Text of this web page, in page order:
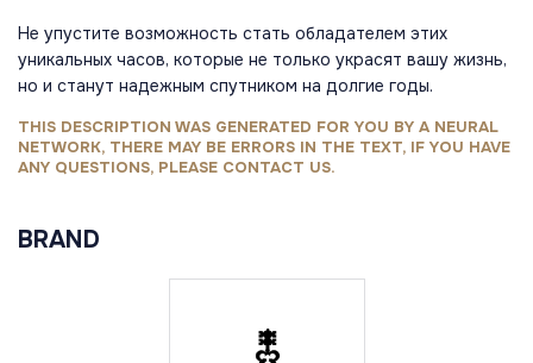
Не упустите возможность стать обладателем этих
уникальных часов, которые не только украсят вашу жизнь,
но и станут надежным спутником на долгие годы.
THIS DESCRIPTION WAS GENERATED FOR YOU BY A NEURAL
NETWORK, THERE MAY BE ERRORS IN THE TEXT, IF YOU HAVE
ANY QUESTIONS, PLEASE CONTACT US.
BRAND